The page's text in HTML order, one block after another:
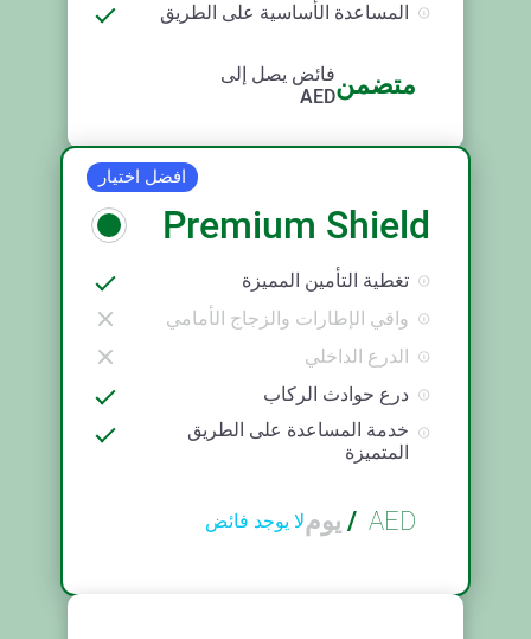
المساعدة الأساسية على الطريق
متضمنفائض يصل إلى
AED
افضل اختيار
Premium Shield
تغطية التأمين المميزة
واقي الإطارات والزجاج الأمامي
الدرع الداخلي
درع حوادث الركاب
خدمة المساعدة على الطريق
المتميزة
AED
/ يوملا يوجد فائض